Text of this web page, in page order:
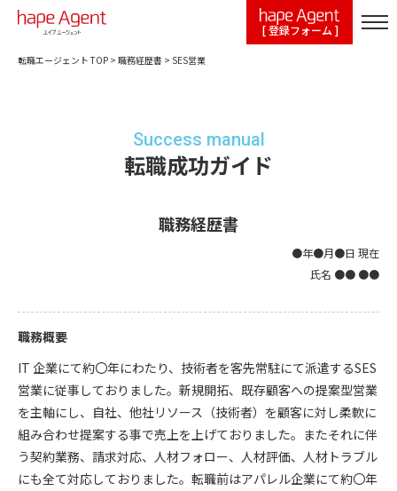
[ 登録フォーム ]
転職エージェント TOP > 職務経歴書 > SES営業
Success manual
転職成功ガイド
職務経歴書
●年●月●日 現在
氏名 ●● ●●
職務概要
IT 企業にて約〇年にわたり、技術者を客先常駐にて派遣するSES
営業に従事しておりました。新規開拓、既存顧客への提案型営業
を主軸にし、自社、他社リソース（技術者）を顧客に対し柔軟に
組み合わせ提案する事で売上を上げておりました。またそれに伴
う契約業務、請求対応、人材フォロー、人材評価、人材トラブル
にも全て対応しておりました。転職前はアパレル企業にて約〇年